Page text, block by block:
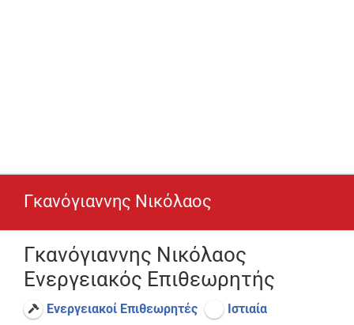
Γκανόγιαννης Νικόλαος
Γκανόγιαννης Νικόλαος
Ενεργειακός Επιθεωρητής
Ενεργειακοί Επιθεωρητές Ιστιαία